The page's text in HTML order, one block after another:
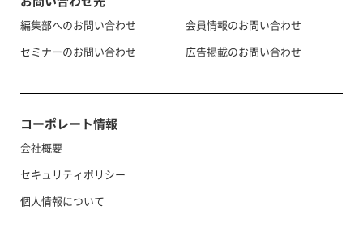
編集部へのお問い合わせ
セミナーのお問い合わせ
会員情報のお問い合わせ
広告掲載のお問い合わせ
コーポレート情報
会社概要
セキュリティポリシー
個人情報について